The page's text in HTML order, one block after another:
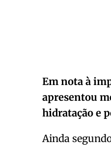
Em nota à
apresentou
hidratação e
Ainda